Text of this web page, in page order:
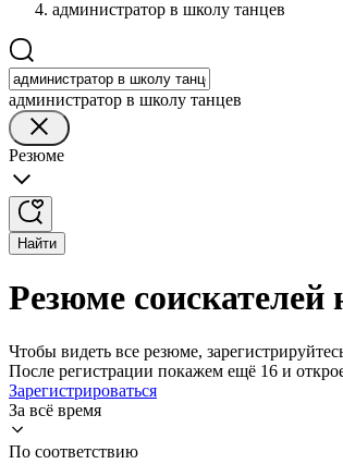
администратор в школу танцев
администратор в школу танцев
Резюме
Найти
Резюме
Чтобы видеть все резюме,
После регистрации покажем ещё 16 и
Зарегистрироваться
За всё время
По соответствию